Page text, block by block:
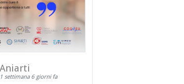
Aniarti
1 settimana 6 giorni fa